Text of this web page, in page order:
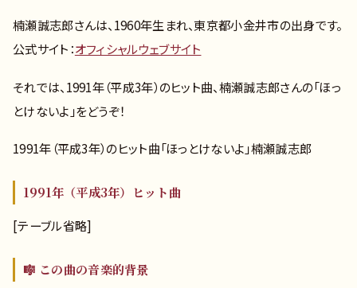
楠瀬誠志郎さんは、1960年生まれ、東京都小金井市の出身です。
公式サイト：オフィシャルウェブサイト
それでは、1991年（平成3年）のヒット曲、楠瀬誠志郎さんの「ほっ
とけないよ」をどうぞ！
1991年（平成3年）のヒット曲「ほっとけないよ」楠瀬誠志郎
1991年（平成3年）ヒット曲
[テーブル省略]
🎼 この曲の音楽的背景